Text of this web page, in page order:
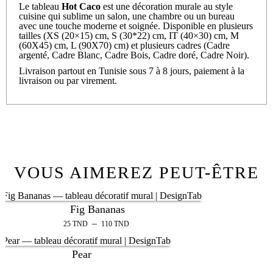
Le tableau Hot Caco est une décoration murale au style
cuisine qui sublime un salon, une chambre ou un bureau
avec une touche moderne et soignée. Disponible en plusieurs
tailles (XS (20×15) cm, S (30*22) cm, IT (40×30) cm, M
(60X45) cm, L (90X70) cm) et plusieurs cadres (Cadre
argenté, Cadre Blanc, Cadre Bois, Cadre doré, Cadre Noir).
Livraison partout en Tunisie sous 7 à 8 jours, paiement à la
livraison ou par virement.
VOUS AIMEREZ PEUT-ÊTRE
Fig Bananas
25 TND – 110 TND
Pear